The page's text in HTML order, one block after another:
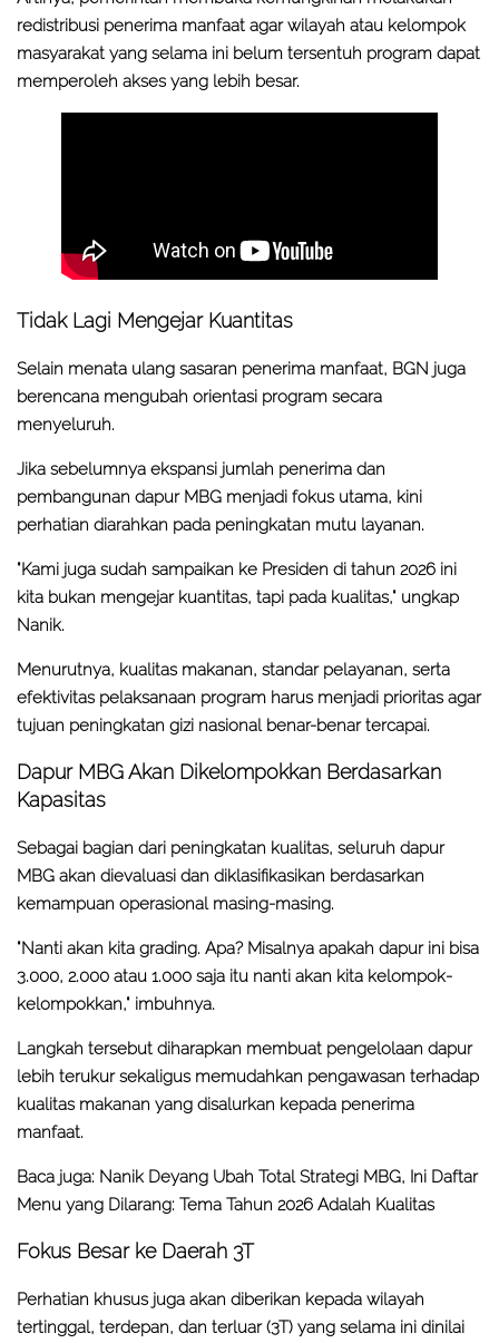
redistribusi penerima manfaat agar wilayah atau kelompok
masyarakat yang selama ini belum tersentuh program dapat
memperoleh akses yang lebih besar.
Tidak Lagi Mengejar Kuantitas
Selain menata ulang sasaran penerima manfaat, BGN juga
berencana mengubah orientasi program secara
menyeluruh.
Jika sebelumnya ekspansi jumlah penerima dan
pembangunan dapur MBG menjadi fokus utama, kini
perhatian diarahkan pada peningkatan mutu layanan.
"Kami juga sudah sampaikan ke Presiden di tahun 2026 ini
kita bukan mengejar kuantitas, tapi pada kualitas," ungkap
Nanik.
Menurutnya, kualitas makanan, standar pelayanan, serta
efektivitas pelaksanaan program harus menjadi prioritas agar
tujuan peningkatan gizi nasional benar-benar tercapai.
Dapur MBG Akan Dikelompokkan Berdasarkan
Kapasitas
Sebagai bagian dari peningkatan kualitas, seluruh dapur
MBG akan dievaluasi dan diklasifikasikan berdasarkan
kemampuan operasional masing-masing.
"Nanti akan kita grading. Apa? Misalnya apakah dapur ini bisa
3.000, 2.000 atau 1.000 saja itu nanti akan kita kelompok-
kelompokkan," imbuhnya.
Langkah tersebut diharapkan membuat pengelolaan dapur
lebih terukur sekaligus memudahkan pengawasan terhadap
kualitas makanan yang disalurkan kepada penerima
manfaat.
Baca juga: Nanik Deyang Ubah Total Strategi MBG, Ini Daftar
Menu yang Dilarang: Tema Tahun 2026 Adalah Kualitas
Fokus Besar ke Daerah 3T
Perhatian khusus juga akan diberikan kepada wilayah
tertinggal, terdepan, dan terluar (3T) yang selama ini dinilai